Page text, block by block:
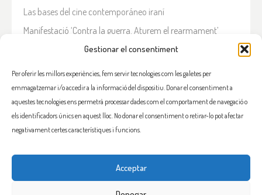
Gestionar el consentiment
Per oferir les millors experiències, fem servir tecnologies com les galetes per
emmagatzemar i/o accedir a la informació del dispositiu. Donar el consentiment a
aquestes tecnologies ens permetrà processar dades com el comportament de navegació o
els identificadors únics en aquest lloc. No donar el consentiment o retirar-lo pot afectar
negativament certes característiques i funcions.
Acceptar
Las bases del cine contemporáneo iraní
Manifestació ‘Contra la guerra. Aturem el rearmament’
En solidaritat amb el Líban
Què està passant a l’Iran?
COMENTARIS RECENTS